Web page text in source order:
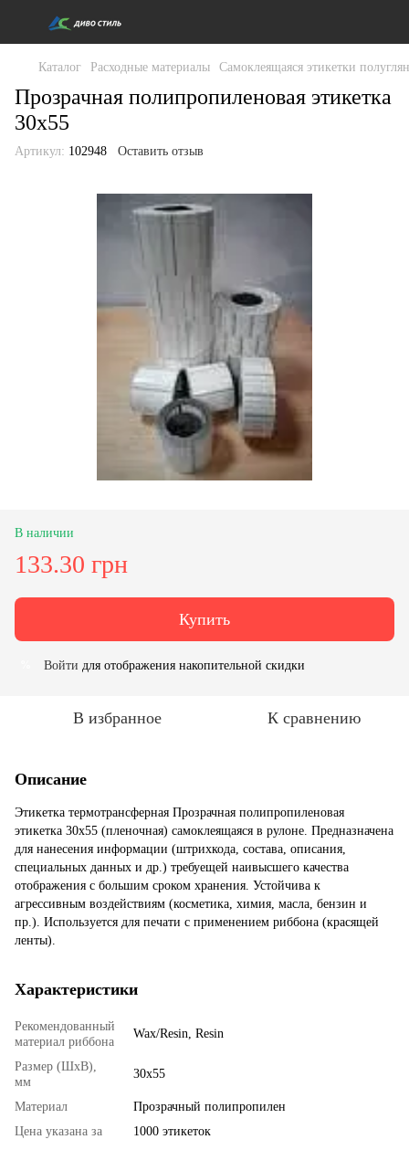
Каталог Расходные материалы Самоклеящаяся этикетки
Прозрачная полипропиленовая этикетка
30x55
Артикул: 102948 Оставить отзыв
В наличии
133.30 грн
Купить
Войти для отображения накопительной скидки
В избранное К сравнению
Описание
Этикетка термотрансферная Прозрачная полипропиленовая
этикетка 30x55 (пленочная) самоклеящаяся в рулоне. Предназначена
для нанесения информации (штрихкода, состава, описания,
специальных данных и др.) требуещей наивысшего качества
отображения с большим сроком хранения. Устойчива к
агрессивным воздействиям (косметика, химия, масла, бензин и
пр.). Используется для печати с применением риббона (красящей
ленты).
Характеристики
Рекомендованный
материал риббона
Wax/Resin, Resin
Размер (ШхВ),
мм
30х55
Материал
Прозрачный полипропилен
Цена указана за
1000 этикеток